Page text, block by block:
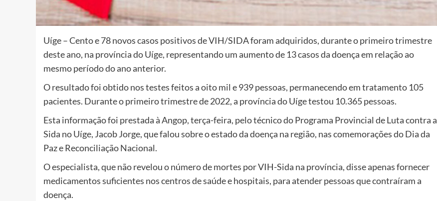
Uíge – Cento e 78 novos casos positivos de VIH/SIDA foram adquiridos, durante o primeiro trimestre
deste ano, na província do Uíge, representando um aumento de 13 casos da doença em relação ao
mesmo período do ano anterior.
O resultado foi obtido nos testes feitos a oito mil e 939 pessoas, permanecendo em tratamento 105
pacientes. Durante o primeiro trimestre de 2022, a província do Uíge testou 10.365 pessoas.
Esta informação foi prestada à Angop, terça-feira, pelo técnico do Programa Provincial de Luta contra a
Sida no Uíge, Jacob Jorge, que falou sobre o estado da doença na região, nas comemorações do Dia da
Paz e Reconciliação Nacional.
O especialista, que não revelou o número de mortes por VIH-Sida na província, disse apenas fornecer
medicamentos suficientes nos centros de saúde e hospitais, para atender pessoas que contraíram a
doença.